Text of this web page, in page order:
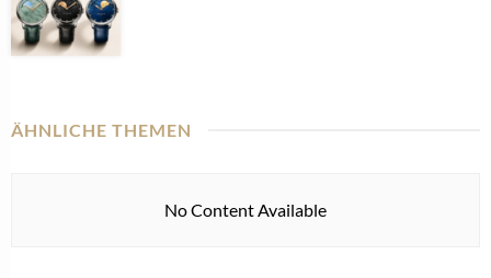
ÄHNLICHE THEMEN
No Content Available